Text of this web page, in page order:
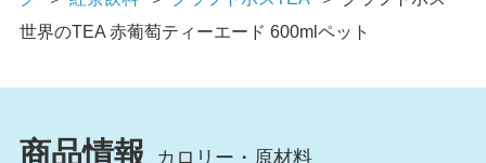
世界のTEA 赤葡萄ティーエード 600mlペット
商品情報 カロリー・原材料